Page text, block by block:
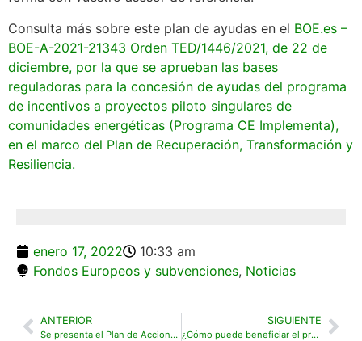
Consulta más sobre este plan de ayudas en el BOE.es –
BOE-A-2021-21343 Orden TED/1446/2021, de 22 de
diciembre, por la que se aprueban las bases
reguladoras para la concesión de ayudas del programa
de incentivos a proyectos piloto singulares de
comunidades energéticas (Programa CE Implementa),
en el marco del Plan de Recuperación, Transformación y
Resiliencia.
enero 17, 2022
10:33 am
Fondos Europeos y subvenciones, Noticias
ANTERIOR
Se presenta el Plan de Acciones de Promoción Exterior 2022 de la ACGCBCV
SIGUIENTE
¿Cómo puede beneficiar el programa Kit Digital a tu campo de golf?